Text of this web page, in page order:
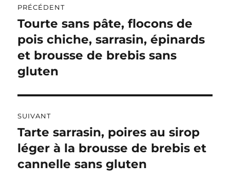
R
A
T
I
V
E
:
de
l’article
PRÉCÉDENT
Publication
précédente :
Tourte sans pâte, flocons de
pois chiche, sarrasin, épinards
et brousse de brebis sans
gluten
SUIVANT
Publication
suivante :
Tarte sarrasin, poires au sirop
léger à la brousse de brebis et
cannelle sans gluten